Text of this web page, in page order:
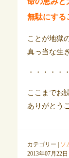
無駄にする
ことが地獄
真っ当な生
・・・・・
ここまでお
ありがとう
カテゴリー | ソ
2013年07月22日